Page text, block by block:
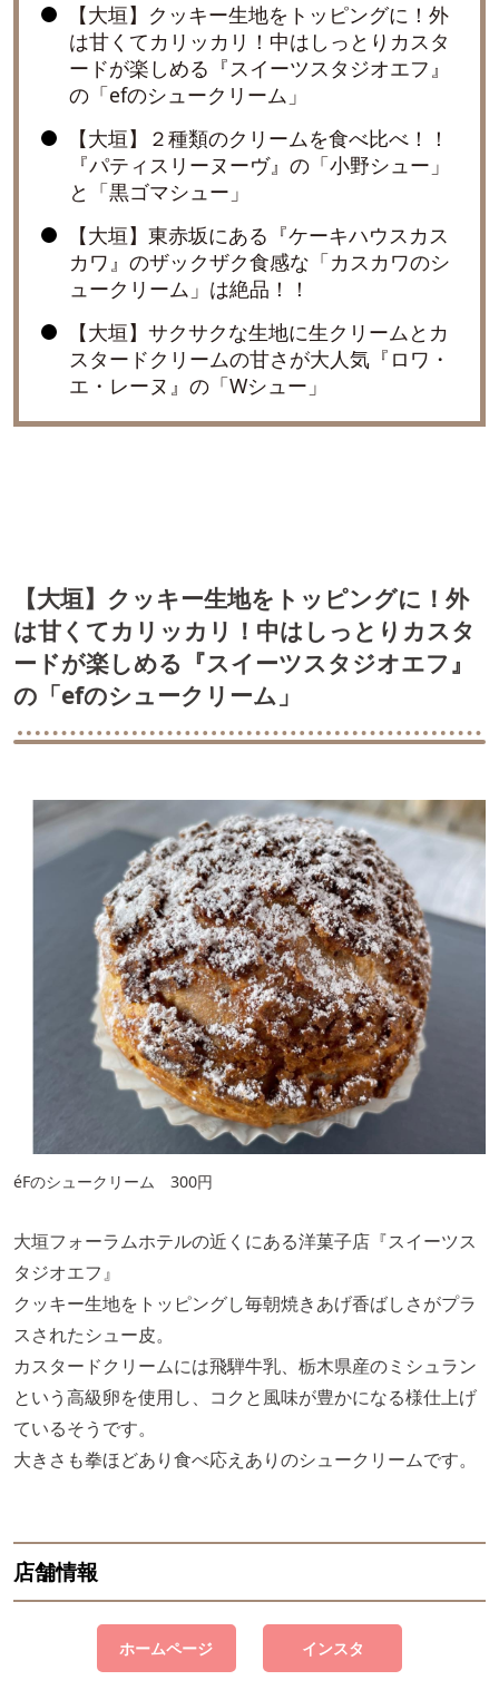
【大垣】クッキー生地をトッピングに！外
は甘くてカリッカリ！中はしっとりカスタ
ードが楽しめる『スイーツスタジオエフ』
の「efのシュークリーム」
【大垣】２種類のクリームを食べ比べ！！
『パティスリーヌーヴ』の「小野シュー」
と「黒ゴマシュー」
【大垣】東赤坂にある『ケーキハウスカス
カワ』のザックザク食感な「カスカワのシ
ュークリーム」は絶品！！
【大垣】サクサクな生地に生クリームとカ
スタードクリームの甘さが大人気『ロワ・
エ・レーヌ』の「Wシュー」
【大垣】クッキー生地をトッピングに！外
は甘くてカリッカリ！中はしっとりカスタ
ードが楽しめる『スイーツスタジオエフ』
の「efのシュークリーム」
éFのシュークリーム 300円
大垣フォーラムホテルの近くにある洋菓子店『スイーツス
タジオエフ』
クッキー生地をトッピングし毎朝焼きあげ香ばしさがプラ
スされたシュー皮。
カスタードクリームには飛騨牛乳、栃木県産のミシュラン
という高級卵を使用し、コクと風味が豊かになる様仕上げ
ているそうです。
大きさも拳ほどあり食べ応えありのシュークリームです。
店舗情報
ホームページ インスタ